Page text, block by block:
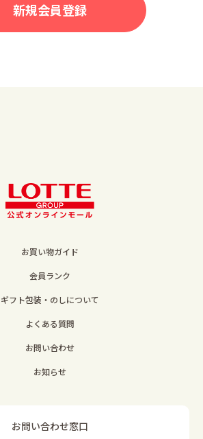
お買い物ガイド
会員ランク
ギフト包装・のしについて
よくある質問
お問い合わせ
お知らせ
お問い合わせ窓口